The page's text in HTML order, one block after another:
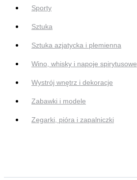
Sporty
Sztuka
Sztuka azjatycka i plemienna
Wino, whisky i napoje spirytusowe
Wystrój wnętrz i dekoracje
Zabawki i modele
Zegarki, pióra i zapalniczki